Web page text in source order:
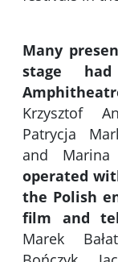
Many
stage
Krzysztof
Patrycja
and Marina
operated
the Polish
film and
Marek